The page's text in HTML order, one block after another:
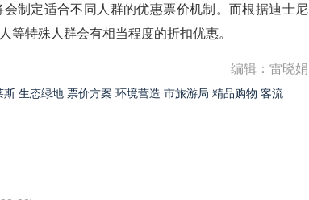
制定适合不同人群的优惠票价机制。而根据迪士尼
等特殊人群会有相当程度的折扣优惠。
编辑：雷晓娟
斯 生态绿地 票价方案 环境营造 市旅游局 精品购物 客流